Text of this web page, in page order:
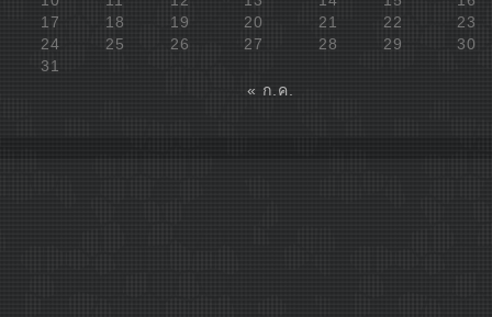
17
18 19 20 21 22
23
24
25 26 27 28 29
30
31
« ก.ค.